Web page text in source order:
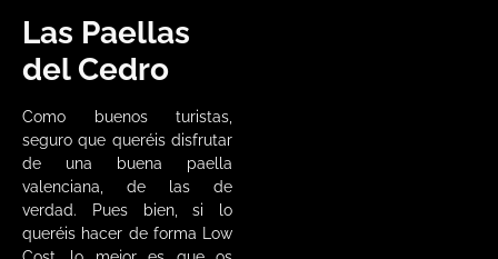
Las Paellas
del Cedro
Como buenos turistas,
seguro que queréis disfrutar
de una buena paella
valenciana, de las de
verdad. Pues bien, si lo
queréis hacer de forma Low